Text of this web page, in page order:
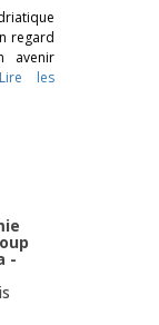
regard
avenir
Lire les
-